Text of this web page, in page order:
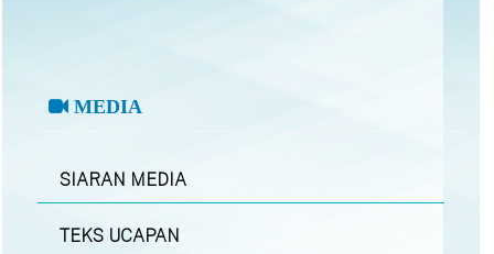
MEDIA
SIARAN MEDIA
TEKS UCAPAN